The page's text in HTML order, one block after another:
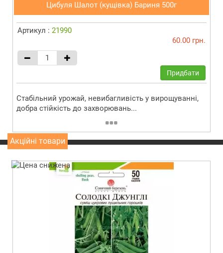
Цибуля Шалот (кущівка) Бариня 500г
Артикул : 21990
60.00 грн.
Придбати
Стабільний урожай, невибагливість у вирощуванні,
добра стійкість до захворювань...
Акційні товари